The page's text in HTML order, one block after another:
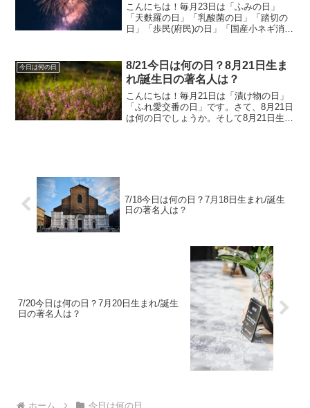
こんにちは！毎月23日は「ふみの日」
「天麩羅の日」「乳酸菌の日」「踏切の
日」「歩民(府民)の日」「国産小ネギ消費
人はどんな人がいるのでしょうか。7/23
今日は何...
今日は何の日
8/21今日は何の日？8月21日生ま
れ/誕生日の著名人は？
こんにちは！毎月21日は「漬け物の日」
「ふれ愛交番の日」です。さて、8月21日
は何の日でしょうか。そして8月21日生ま
7/18今日は何の日？7月18日生まれ/誕生
日の著名人は？
7/20今日は何の日？7月20日生まれ/誕生
日の著名人は？
ホーム 今日は何の日